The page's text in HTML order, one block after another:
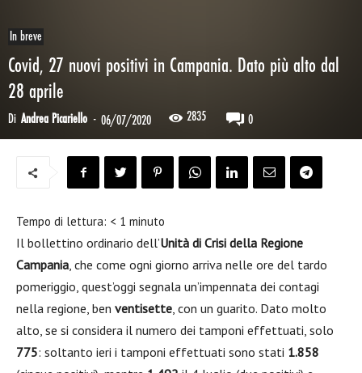
In breve
Covid, 27 nuovi positivi in Campania. Dato più alto dal
28 aprile
Di Andrea Picariello - 06/07/2020 2835 0
Tempo di lettura: < 1 minuto
Il bollettino ordinario dell’Unità di Crisi della Regione
Campania, che come ogni giorno arriva nelle ore del tardo
pomeriggio, quest’oggi segnala un’impennata dei contagi
nella regione, ben ventisette, con un guarito. Dato molto
alto, se si considera il numero dei tamponi effettuati, solo
775: soltanto ieri i tamponi effettuati sono stati 1.858